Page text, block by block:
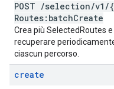
POST /selection/v1 /
Routes:batchCreate
Crea più SelectedRoutes
recuperare
ciascun percorso.
create